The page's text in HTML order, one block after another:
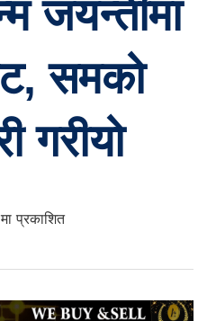
जयन्तीमा
समको
गरीयो
प्रकाशित